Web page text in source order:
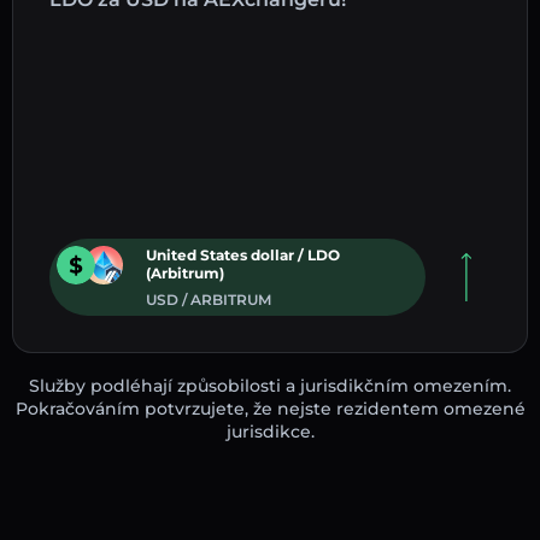
United States dollar / LDO
(Arbitrum)
USD / ARBITRUM
Služby podléhají způsobilosti a jurisdikčním omezením.
Pokračováním potvrzujete, že nejste rezidentem omezené
jurisdikce.